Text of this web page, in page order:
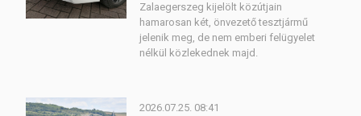
Zalaegerszeg kijelölt közútjain
hamarosan két, önvezető tesztjármű
jelenik meg, de nem emberi felügyelet
nélkül közlekednek majd.
2026.07.25. 08:41